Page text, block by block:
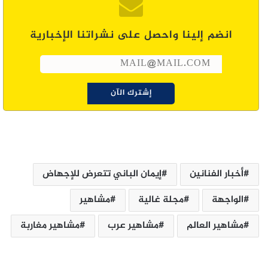
انضم إلينا واحصل على نشراتنا الإخبارية
أخبار الفنانين
إيمان الباني تتعرض للإجهاض
الواجهة
مجلة غالية
مشاهير
مشاهير العالم
مشاهير عرب مشاهير مغاربة